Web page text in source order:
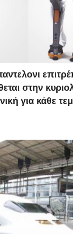
στην
για κάθε